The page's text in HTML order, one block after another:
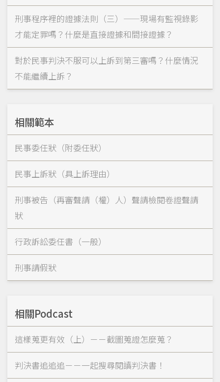
刑事程序裡的證據法則（三）——現場有監視錄影
才能定罪嗎？什麼是直接證據和間接證據？
對於民事判決不服可以上訴到第三審嗎？什麼情況
不能繼續上訴？
相關範本
民事委任狀（附委任狀）
民事上訴狀（具上訴理由）
刑事被告（再審聲請（權）人）聲請檢閱卷證聲請
狀
行政訴訟委任書（一般）
刑事請假狀
相關Podcast
這樣蒐更有效（上）－－截圖蒐證怎麼蒐？
判決書追追追－－一起搜尋閱讀判決書！